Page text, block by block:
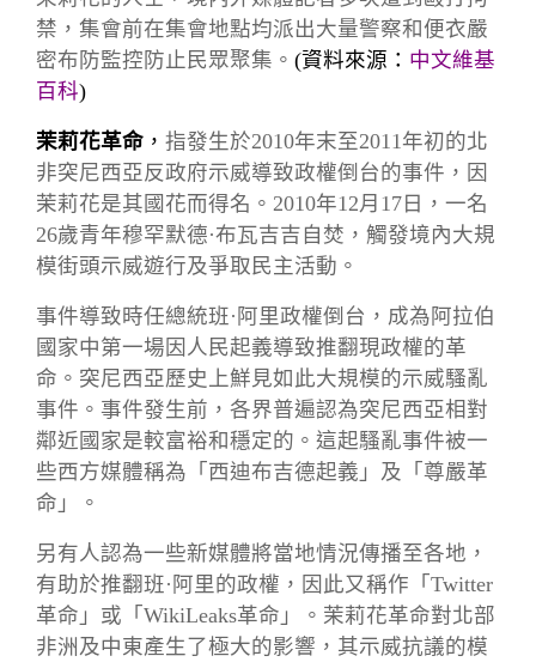
禁，集會前在集會地點均派出大量警察和便衣嚴
密布防監控防止民眾聚集。 (資料來源： 中文維基
百科)
茉莉花革命 ， 指發生於2010年末至2011年初的北
非突尼西亞反政府示威導致政權倒台的事件，因
茉莉花是其國花而得名。2010年12月17日，一名
26歲青年穆罕默德·布瓦吉吉自焚，觸發境內大規
模街頭示威遊行及爭取民主活動。
事件導致時任總統班·阿里政權倒台，成為阿拉伯
國家中第一場因人民起義導致推翻現政權的革
命。突尼西亞歷史上鮮見如此大規模的示威騷亂
事件。事件發生前，各界普遍認為突尼西亞相對
鄰近國家是較富裕和穩定的。這起騷亂事件被一
些西方媒體稱為「西迪布吉德起義」及「尊嚴革
命」。
另有人認為一些新媒體將當地情況傳播至各地，
有助於推翻班·阿里的政權，因此又稱作「Twitter
革命」或「WikiLeaks革命」。茉莉花革命對北部
非洲及中東產生了極大的影響，其示威抗議的模